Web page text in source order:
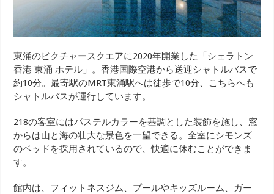
東涌のピクチャースクエアに2020年開業した「シェラトン
香港 東涌 ホテル」。香港国際空港から送迎シャトルバスで
約10分。最寄駅のMRT東涌駅へは徒歩で10分、こちらへも
シャトルバスが運行しています。
218の客室にはパステルカラーを基調とした装飾を施し、窓
からは山と海の壮大な景色を一望できる。全室にシモンズ
のベッドを採用されているので、快適に休むことができま
す。
館内は、フィットネスジム、プールやキッズルーム、ガー